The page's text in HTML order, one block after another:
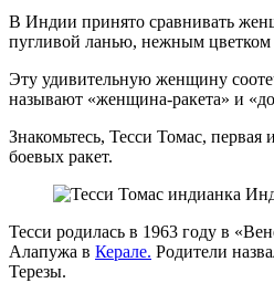
В Индии принято сравнивать
пугливой ланью, нежным цветком
Эту удивительную женщину
называют «женщина-ракета» и
Знакомьтесь, Тесси Томас,
боевых ракет.
Тесси родилась в 1963 году в
Алапужа в Керале. Родители
Терезы.